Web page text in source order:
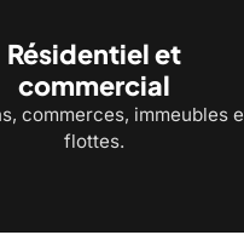
Résidentiel et
commercial
commerces, immeubles
flottes.